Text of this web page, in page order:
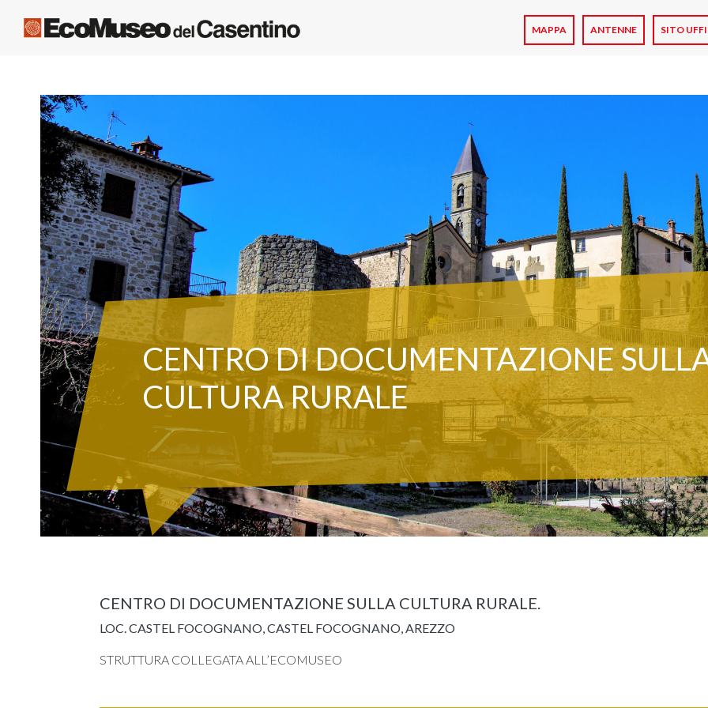
Skip to main content
MAPPA ANTENNE SITO
CENTRO DI DOCUMENTAZIONE
CULTURA RURALE
CENTRO DI DOCUMENTAZIONE SULLA CULTURA RURALE.
LOC. CASTEL FOCOGNANO, CASTEL FOCOGNANO, AREZZO
STRUTTURA COLLEGATA ALL’ECOMUSEO